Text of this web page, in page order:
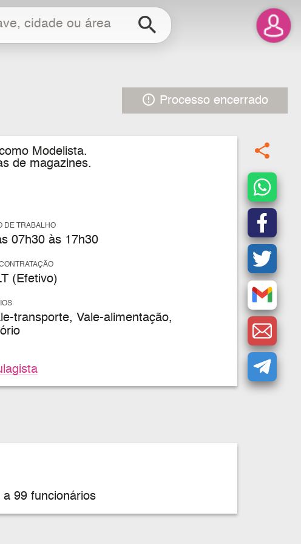
search
error_outline Processo encerrado
Modelista.
de magazines.
DE TRABALHO
07h30 às 17h30
(Efetivo)
transporte, Vale-alimentação,
a 99 funcionários
share